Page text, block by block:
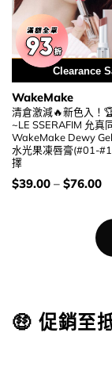
用優惠劵 再
Clearance
WakeMake
清倉激減🔥新色入！
~LE SSERAFIM 允真
WakeMake Dewy
水光果凍唇膏(#01-
擇
價
錢：
$39.00– $76.00
🤑 促銷至